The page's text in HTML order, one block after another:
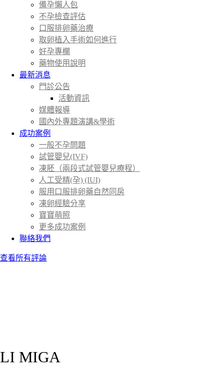
備孕懶人包
不孕檢查評估
口服排卵藥治療
取卵植入手術如何進行
好孕專欄
藥物使用說明
最新消息
門診公告
活動資訊
媒體報導
國內外專題演講&學術
成功案例
一般不孕問題
試管嬰兒(IVF)
凍胚（兩段式試管嬰兒療程）
人工受精(孕) (IUI)
服用口服排卵藥自然同房
凍卵經驗分享
寶寶萌照
更多成功案例
聯絡我們
查看所有評論
LI MIGA